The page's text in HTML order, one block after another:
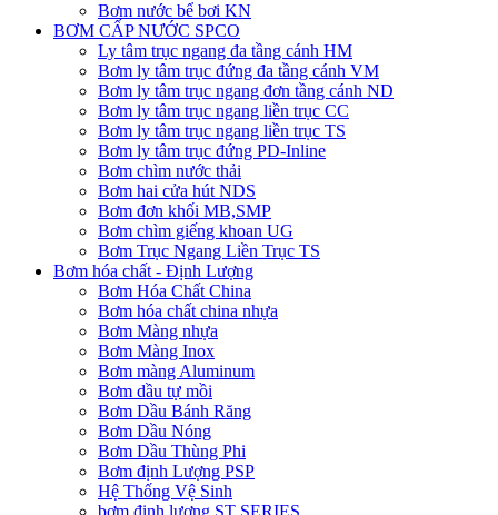
Bơm nước bể bơi KN
BƠM CẤP NƯỚC SPCO
Ly tâm trục ngang đa tầng cánh HM
Bơm ly tâm trục đứng đa tầng cánh VM
Bơm ly tâm trục ngang đơn tầng cánh ND
Bơm ly tâm trục ngang liền trục CC
Bơm ly tâm trục ngang liền trục TS
Bơm ly tâm trục đứng PD-Inline
Bơm chìm nước thải
Bơm hai cửa hút NDS
Bơm đơn khối MB,SMP
Bơm chìm giếng khoan UG
Bơm Trục Ngang Liền Trục TS
Bơm hóa chất - Định Lượng
Bơm Hóa Chất China
Bơm hóa chất china nhựa
Bơm Màng nhựa
Bơm Màng Inox
Bơm màng Aluminum
Bơm dầu tự mồi
Bơm Dầu Bánh Răng
Bơm Dầu Nóng
Bơm Dầu Thùng Phi
Bơm định Lượng PSP
Hệ Thống Vệ Sinh
bơm định lượng ST SERIES